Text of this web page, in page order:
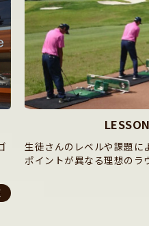
特別宿泊
LOQUAT西伊豆で海と夕日
かれた贅沢な空間と、特別